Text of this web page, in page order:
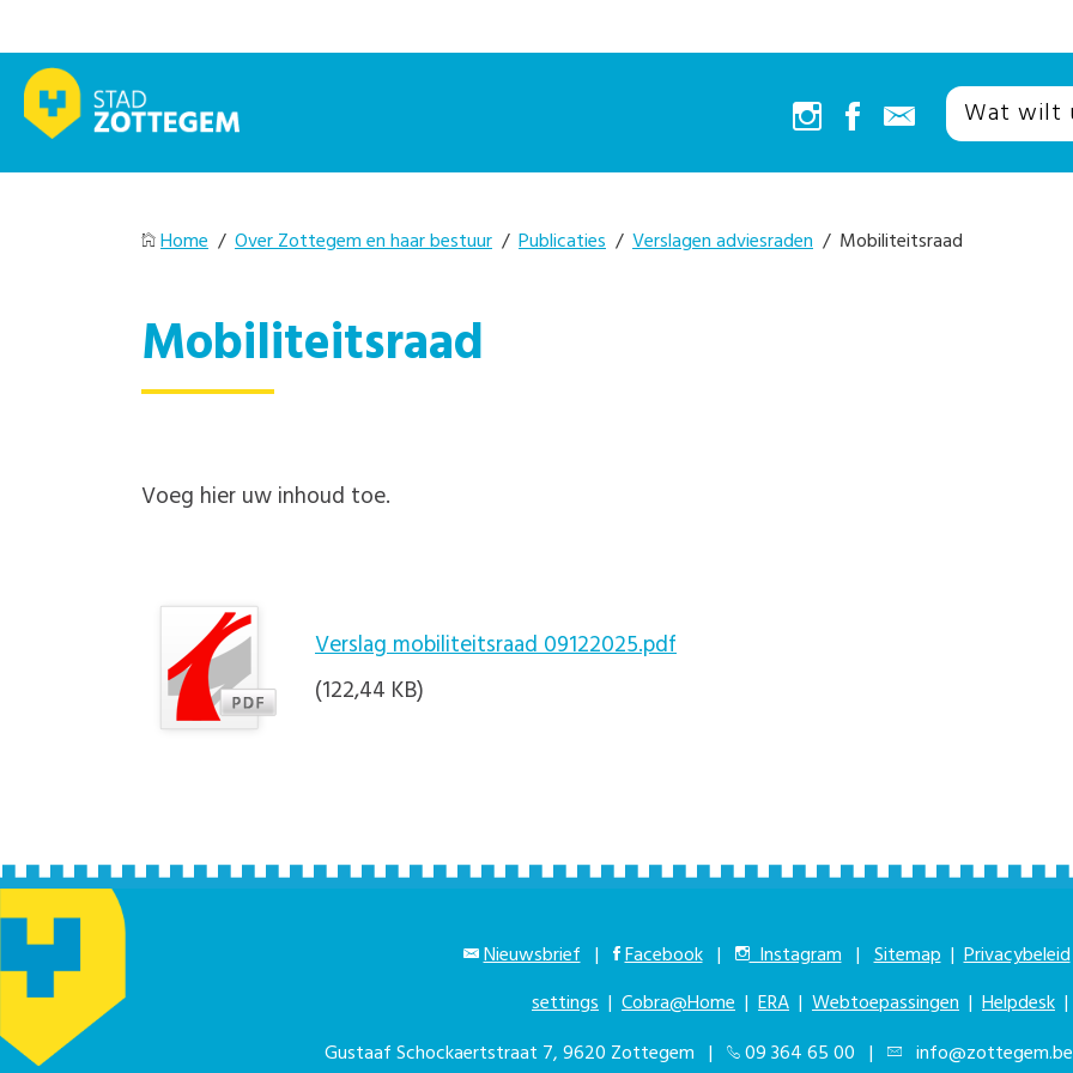
Home / Over Zottegem en haar bestuur / Publicaties / Verslagen adviesraden / Mobiliteitsraad
Mobiliteitsraad
Voeg hier uw inhoud toe.
Verslag mobiliteitsraad 09122025.pdf
(122,44 KB)
Nieuwsbrief | Facebook | Instagram | Sitemap |Privacybeleid
settings | Cobra@Home | ERA | Webtoepassingen | Helpdesk
Gustaaf Schockaertstraat 7, 9620 Zottegem |
09 364 65 00 | info@zottegem.be